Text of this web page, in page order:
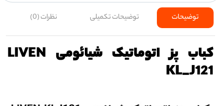
توضیحات توضیحات تکمیلی نظرات (0)
کباب پز اتوماتیک شیائومی LIVEN
KL_J121